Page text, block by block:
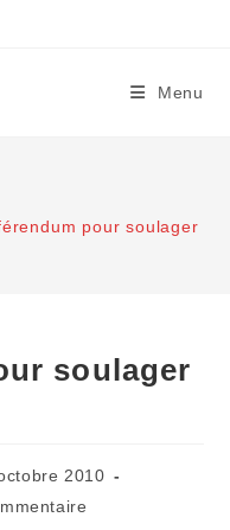
Menu
pour soulager le
soulager
:
2010